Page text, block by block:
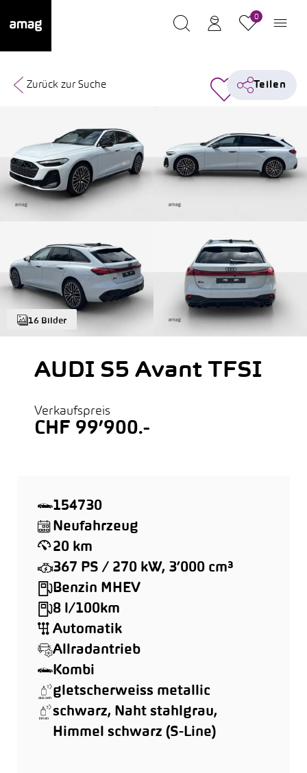
0
16 Bilder
Zurück zur Suche Teilen
AUDI S5 Avant TFSI
Verkaufspreis
CHF 99’900.-
154730
Neufahrzeug
20 km
367 PS / 270 kW, 3’000 cm³
Benzin MHEV
8 l/100km
Automatik
Allradantrieb
Kombi
gletscherweiss metallic
schwarz, Naht stahlgrau,
Himmel schwarz (S-Line)